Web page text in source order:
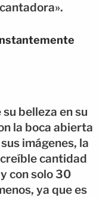
belleza en su
la boca abierta
imágenes, la
cantidad
con solo 30
ya que es